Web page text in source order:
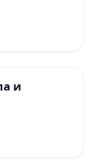
и